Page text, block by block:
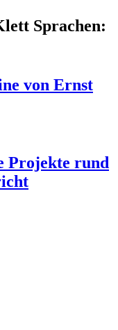
Sprachen:
von Ernst
Projekte rund